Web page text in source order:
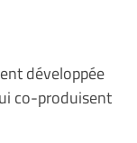
développée
co-produisent